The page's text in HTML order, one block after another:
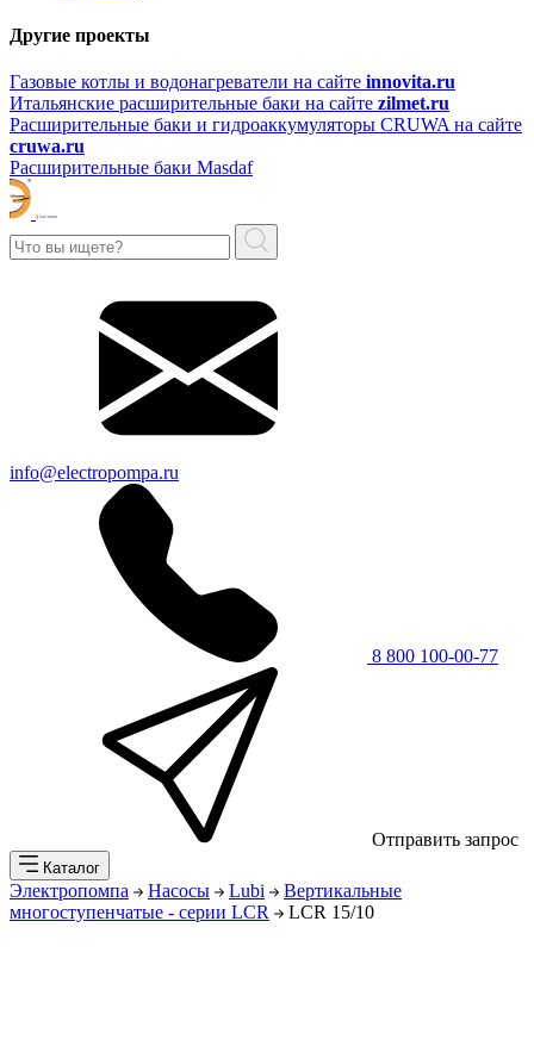
Другие проекты
Газовые котлы и водонагреватели на сайте innovita.ru
Итальянские расширительные баки на сайте zilmet.ru
Расширительные баки и гидроаккумуляторы CRUWA на сайте
cruwa.ru
Расширительные баки Masdaf
info@electropompa.ru
8 800 100-00-77
Отправить запрос
Каталог
Электропомпа Насосы Lubi
Вертикальные
многоступенчатые - серии LCR
LCR 15/10